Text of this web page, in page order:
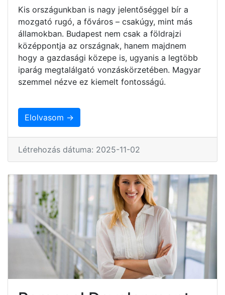
Kis országunkban is nagy jelentőséggel bír a
mozgató rugó, a főváros – csakúgy, mint más
államokban. Budapest nem csak a földrajzi
középpontja az országnak, hanem majdnem
hogy a gazdasági közepe is, ugyanis a legtöbb
iparág megtalálgató vonzáskörzetében. Magyar
szemmel nézve ez kiemelt fontosságú.
Elolvasom →
Létrehozás dátuma: 2025-11-02